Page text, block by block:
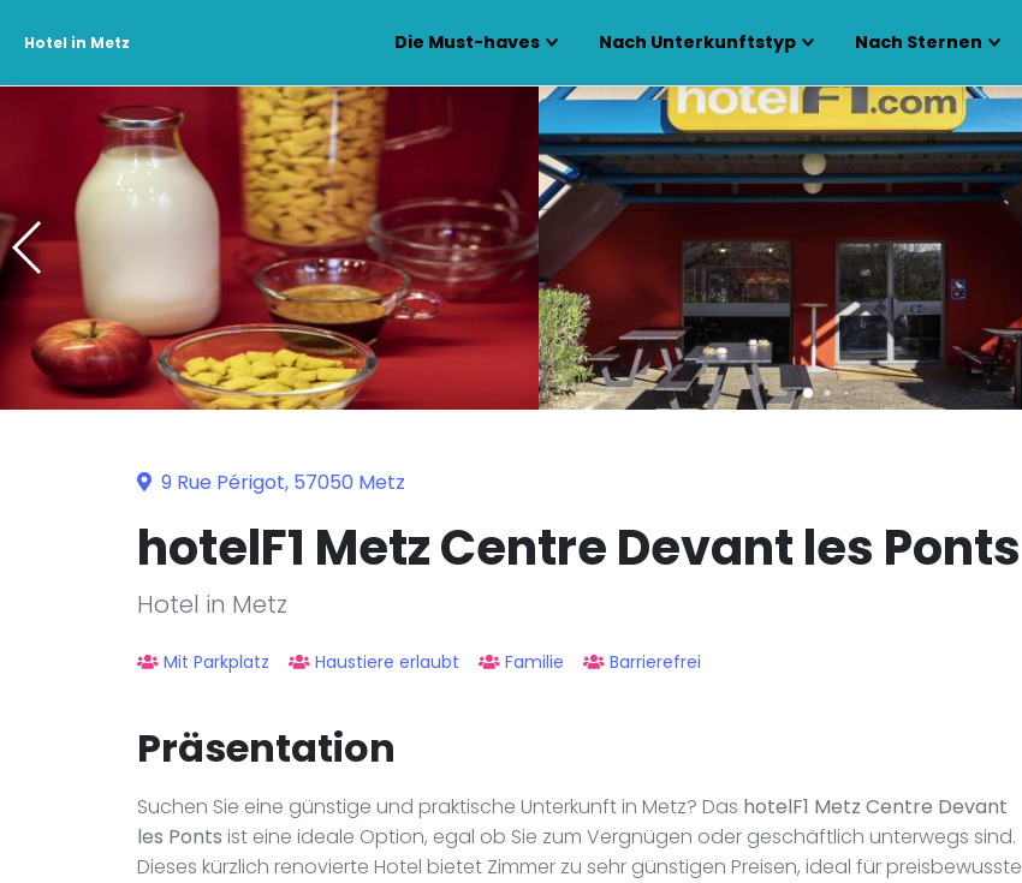
Hotel in Metz Die Must-haves Nach Unterkunftstyp Nach Sternen
9 Rue Périgot, 57050 Metz
hotelF1 Metz Centre Devant les Ponts
Hotel in Metz
Mit Parkplatz Haustiere erlaubt Familie Barrierefrei
Präsentation
Suchen Sie eine günstige und praktische Unterkunft in Metz? Das hotelF1 Metz Centre Devant
les Ponts ist eine ideale Option, egal ob Sie zum Vergnügen oder geschäftlich unterwegs sind.
Dieses kürzlich renovierte Hotel bietet Zimmer zu sehr günstigen Preisen, ideal für preisbewusste